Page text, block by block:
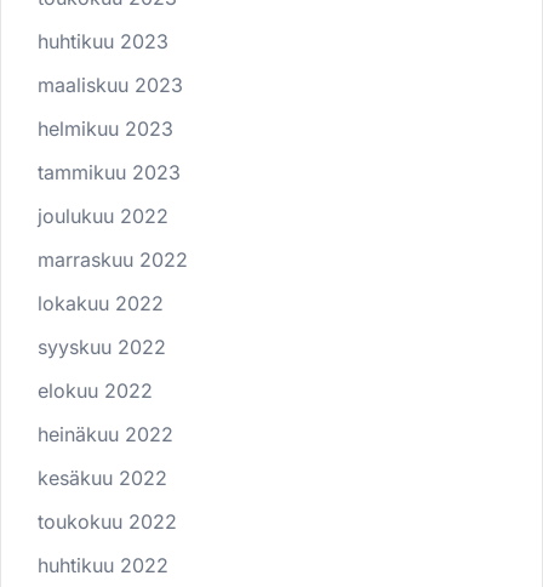
huhtikuu 2023
maaliskuu 2023
helmikuu 2023
tammikuu 2023
joulukuu 2022
marraskuu 2022
lokakuu 2022
syyskuu 2022
elokuu 2022
heinäkuu 2022
kesäkuu 2022
toukokuu 2022
huhtikuu 2022